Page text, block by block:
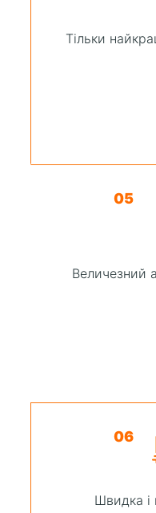
Тільки
05
Величезний
06
Швидка і